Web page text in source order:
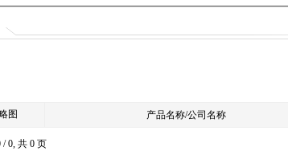
图 产品名称/公司名称
/ 0, 共 0 页